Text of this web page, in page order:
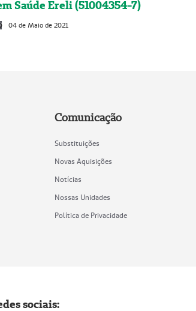
Saúde Ereli (51004354-7)
04 de Maio de 2021
Comunicação
Substituições
Novas Aquisições
Notícias
Nossas Unidades
Política de Privacidade
sociais: